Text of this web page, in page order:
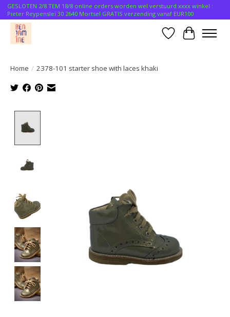
GESLOTEN 2/8 TEM 18/8 online orders worden wel verstuurd xxxx winkel :
Pieter Reypenslei 30 2640 Mortsel GRATIS verzending vanaf EUR100
Verlanglijst
Home / 2378-101 starter shoe with laces khaki